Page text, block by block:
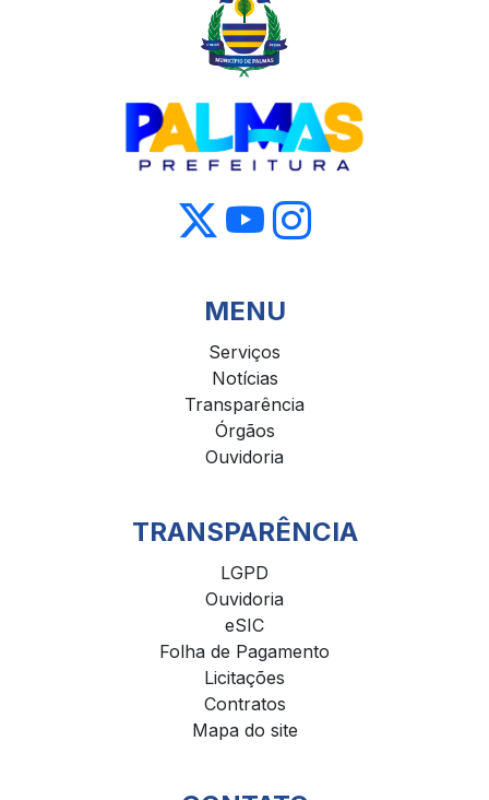
MENU
Serviços
Notícias
Transparência
Órgãos
Ouvidoria
TRANSPARÊNCIA
LGPD
Ouvidoria
eSIC
Folha de Pagamento
Licitações
Contratos
Mapa do site